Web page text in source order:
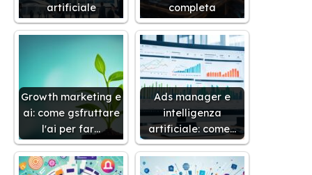
artificiale
completa
Growth marketing e
ai: come gsfruttare
l'ai per far…
Ads manager e
intelligenza
artificiale: come…